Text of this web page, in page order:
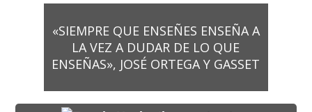
«SIEMPRE QUE ENSEÑES ENSEÑA A
LA VEZ A DUDAR DE LO QUE
ENSEÑAS», JOSÉ ORTEGA Y GASSET